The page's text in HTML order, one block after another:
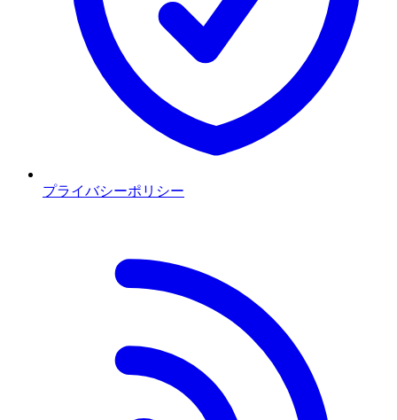
プライバシーポリシー